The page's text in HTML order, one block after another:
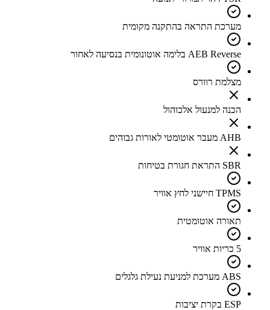
מערכת התראה בהתקנה מקומית
AEB Reverse בלימה אוטונומית בנסיעה לאחור
מצלמת רוורס
הכנה למנעול אלכוהול
AHB מעבר אוטומטי לאורות גבוהים
SBR התראת חגורת בטיחות
TPMS חיישני לחץ אוויר
תאורה אוטומטית
5 כריות אוויר
ABS מערכת למניעת נעילת גלגלים
ESP בקרת יציבות